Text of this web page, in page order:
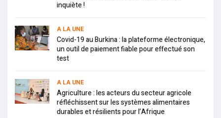
inquiète !
A LA UNE
Covid-19 au Burkina : la plateforme électronique,
un outil de paiement fiable pour effectué son
test
A LA UNE
Agriculture : les acteurs du secteur agricole
réfléchissent sur les systèmes alimentaires
durables et résilients pour l’Afrique